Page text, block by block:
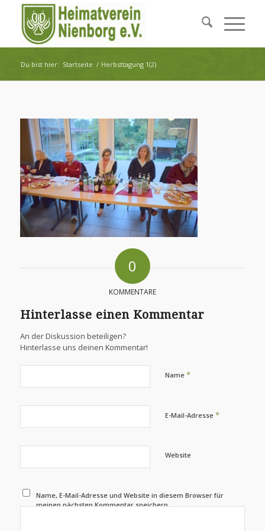
Du bist hier: Startseite / Herbsttagung 1(2)
0
KOMMENTARE
Hinterlasse einen Kommentar
An der Diskussion beteiligen?
Hinterlasse uns deinen Kommentar!
Name *
E-Mail-Adresse *
Website
Name, E-Mail-Adresse und Website in diesem Browser für
meinen nächsten Kommentar speichern.